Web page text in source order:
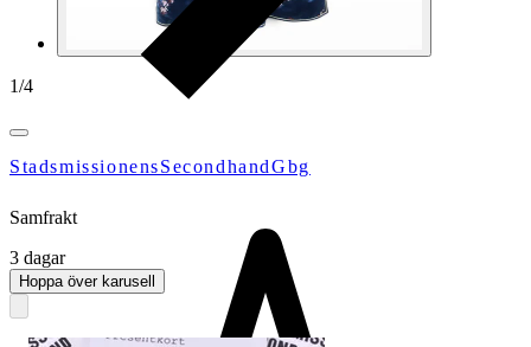
1/4
StadsmissionensSecondhandGbg
Samfrakt
3 dagar
Hoppa över karusell